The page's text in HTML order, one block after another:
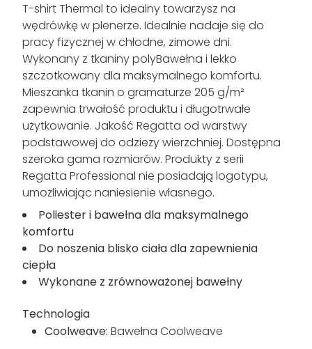
T-shirt Thermal to idealny towarzysz na
wędrówkę w plenerze. Idealnie nadaje się do
pracy fizycznej w chłodne, zimowe dni.
Wykonany z tkaniny polyBawełna i lekko
szczotkowany dla maksymalnego komfortu.
Mieszanka tkanin o gramaturze 205 g/m²
zapewnia trwałość produktu i długotrwałe
użytkowanie. Jakość Regatta od warstwy
podstawowej do odzieży wierzchniej. Dostępna
szeroka gama rozmiarów. Produkty z serii
Regatta Professional nie posiadają logotypu,
umożliwiając naniesienie własnego.
Poliester i bawełna dla maksymalnego
komfortu
Do noszenia blisko ciała dla zapewnienia
ciepła
Wykonane z zrównoważonej bawełny
Technologia
Coolweave: Bawełna Coolweave